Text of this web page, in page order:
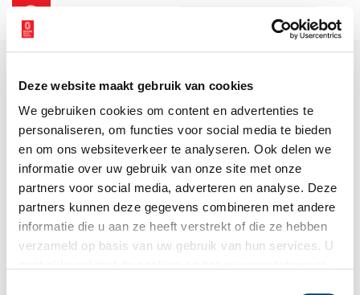
Deze website maakt gebruik van cookies
We gebruiken cookies om content en advertenties te
personaliseren, om functies voor social media te bieden
en om ons websiteverkeer te analyseren. Ook delen we
informatie over uw gebruik van onze site met onze
partners voor social media, adverteren en analyse. Deze
partners kunnen deze gegevens combineren met andere
informatie die u aan ze heeft verstrekt of die ze hebben
verzameld op basis van uw gebruik van hun services. U